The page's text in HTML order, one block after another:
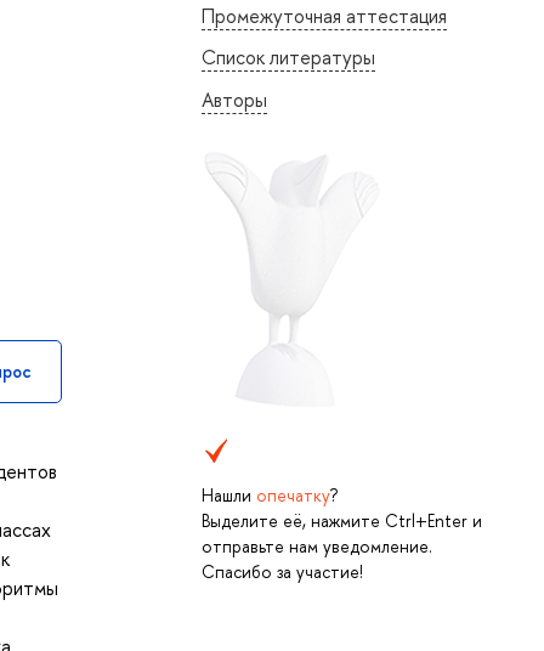
Промежуточная аттестация
Список литературы
Авторы
Нашли опечатку?
Выделите её, нажмите Ctrl+Enter и
отправьте нам уведомление.
Спасибо за участие!